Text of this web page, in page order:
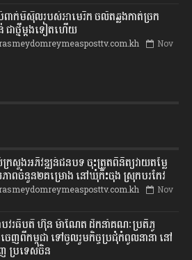
បំពាក់មីស៊ីលរបស់អាមេរិក ចល័តឆ្លងកាត់ច្រក
ជាថ្មីម្តងទៀតហើយ
Nov
ក្រសួងអភិវឌ្ឍន៍ជនបទ ចុះត្រួតពិនិត្យវាយតម្លៃ
ាពចំនួន២គម្រោង នៅឃុំកិះចុង ស្រុកបរកែវ
Nov
បវរធិបតី ហ៊ុន ម៉ាណែត ដឹកនាំគណៈប្រតិភូ
េញពីកម្ពុជា ទៅចូលរួមកិច្ចប្រជុំកំពូលនានា នៅ
ប្រទេសចិន